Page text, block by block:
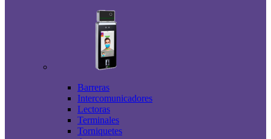
Barreras
Intercomunicadores
Lectoras
Terminales
Torniquetes